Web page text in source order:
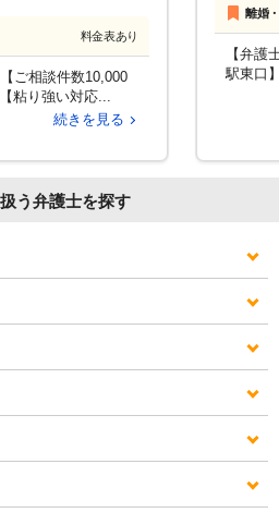
料金表あり
ご相談件数10,000
粘り強い対応...
続きを見る
離婚
【弁護
駅東口
う弁護士を探す